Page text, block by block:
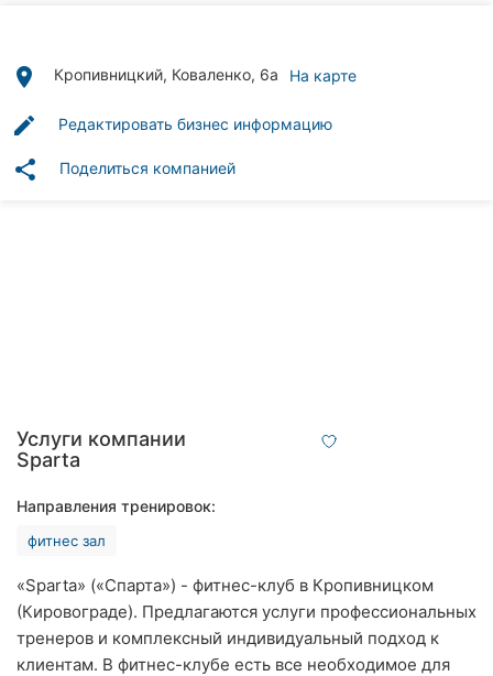
рубрики
Тернополь
Хмельницкий
Одесса
Киев
place Кропивницкий, Коваленко, 6а На карте
edit Редактировать бизнес информацию
share Поделиться компанией
Услуги компании
Sparta
Направления тренировок:
фитнес зал
«Sparta» («Спарта») - фитнес-клуб в Кропивницком
(Кировограде). Предлагаются услуги профессиональных
тренеров и комплексный индивидуальный подход к
клиентам. В фитнес-клубе есть все необходимое для